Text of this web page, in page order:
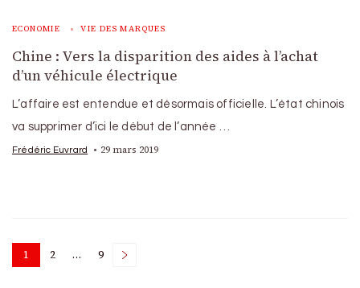
ECONOMIE VIE DES MARQUES
Chine : Vers la disparition des aides à l’achat
d’un véhicule électrique
L’affaire est entendue et désormais officielle. L’état chinois
va supprimer d’ici le début de l’année …
Frédéric Euvrard 29 mars 2019
Posts
Page
1 Page
2 … Page
9